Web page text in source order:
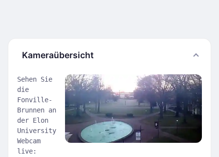
Kameraübersicht
Sehen Sie
die
Fonville-
Brunnen an
der Elon
University
Webcam
live: